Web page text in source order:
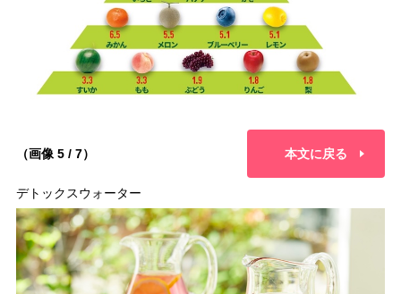
（画像 5 / 7） 本文に戻る
デトックスウォーター